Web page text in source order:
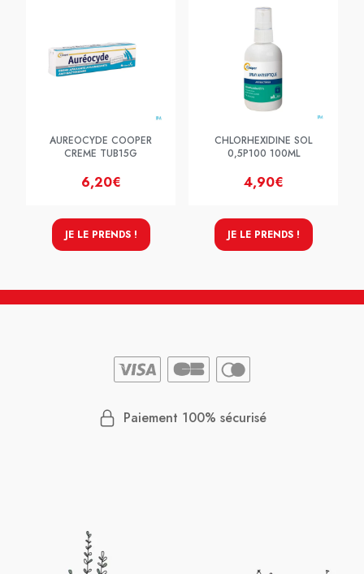
AUREOCYDE COOPER
CREME TUB15G
6,20€
JE LE PRENDS !
CHLORHEXIDINE SOL
0,5P100 100ML
4,90€
JE LE PRENDS !
Paiement 100% sécurisé